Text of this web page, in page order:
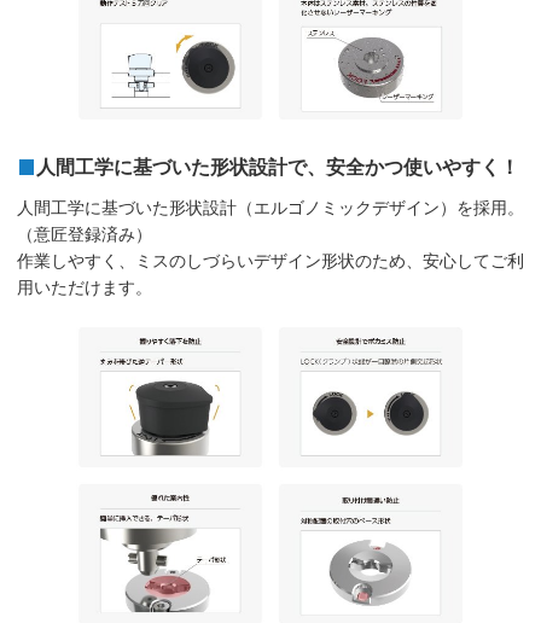
人間工学に基づいた形状設計で、安全かつ使いやすく！
人間工学に基づいた形状設計（エルゴノミックデザイン）を採用。
（意匠登録済み）
作業しやすく、ミスのしづらいデザイン形状のため、安心してご利
用いただけます。